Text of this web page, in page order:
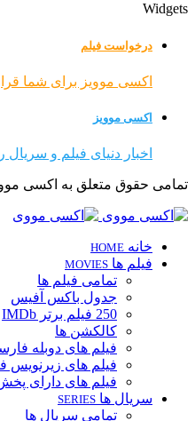
Widgets
درخواست فیلم
اکسی موویز برای شما
اکسی موویز
اخبار دنیای فیلم و سریال
تمامی حقوق متعلق به اکسی
خانه HOME
فیلم ها MOVIES
تمامی فیلم ها
جدول باکس آفیس
250 فیلم برتر IMDb
کالکشن ها
فیلم های دوبله
فیلم های زیرنویس
فیلم های دارای پخش
سریال ها SERIES
تمامی سریال ها